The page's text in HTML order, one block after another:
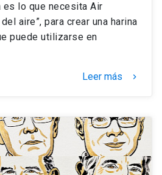
launch
es lo que necesita Air
aire”, para crear una harina
puede utilizarse en
Leer más keyboard_arrow_right